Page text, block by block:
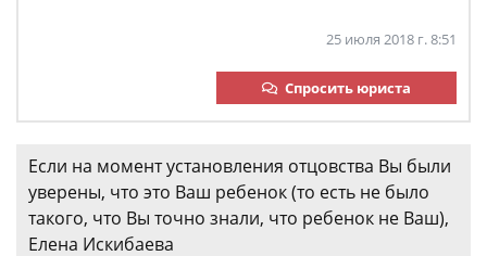
25 июля 2018 г. 8:51
Спросить юриста
Если на момент установления отцовства Вы были
уверены, что это Ваш ребенок (то есть не было
такого, что Вы точно знали, что ребенок не Ваш),
Елена Искибаева